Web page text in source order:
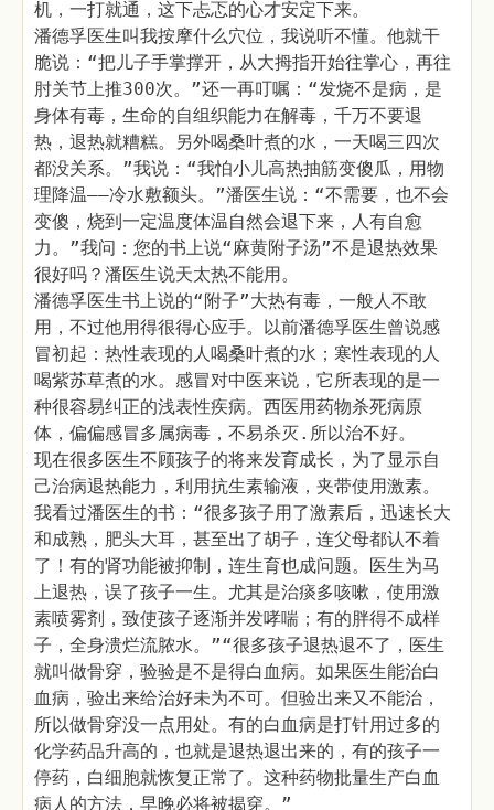
机，一打就通，这下忐忑的心才安定下来。
潘德孚医生叫我按摩什么穴位，我说听不懂。他就干
脆说：“把儿子手掌撑开，从大拇指开始往掌心，再往
肘关节上推300次。”还一再叮嘱：“发烧不是病，是
身体有毒，生命的自组织能力在解毒，千万不要退
热，退热就糟糕。另外喝桑叶煮的水，一天喝三四次
都没关系。”我说：“我怕小儿高热抽筋变傻瓜，用物
理降温——冷水敷额头。”潘医生说：“不需要，也不会
变傻，烧到一定温度体温自然会退下来，人有自愈
力。”我问：您的书上说“麻黄附子汤”不是退热效果
很好吗？潘医生说天太热不能用。
潘德孚医生书上说的“附子”大热有毒，一般人不敢
用，不过他用得很得心应手。以前潘德孚医生曾说感
冒初起：热性表现的人喝桑叶煮的水；寒性表现的人
喝紫苏草煮的水。感冒对中医来说，它所表现的是一
种很容易纠正的浅表性疾病。西医用药物杀死病原
体，偏偏感冒多属病毒，不易杀灭.所以治不好。
现在很多医生不顾孩子的将来发育成长，为了显示自
己治病退热能力，利用抗生素输液，夹带使用激素。
我看过潘医生的书：“很多孩子用了激素后，迅速长大
和成熟，肥头大耳，甚至出了胡子，连父母都认不着
了！有的肾功能被抑制，连生育也成问题。医生为马
上退热，误了孩子一生。尤其是治痰多咳嗽，使用激
素喷雾剂，致使孩子逐渐并发哮喘；有的胖得不成样
子，全身溃烂流脓水。”“很多孩子退热退不了，医生
就叫做骨穿，验验是不是得白血病。如果医生能治白
血病，验出来给治好未为不可。但验出来又不能治，
所以做骨穿没一点用处。有的白血病是打针用过多的
化学药品升高的，也就是退热退出来的，有的孩子一
停药，白细胞就恢复正常了。这种药物批量生产白血
病人的方法，早晚必将被揭穿。”